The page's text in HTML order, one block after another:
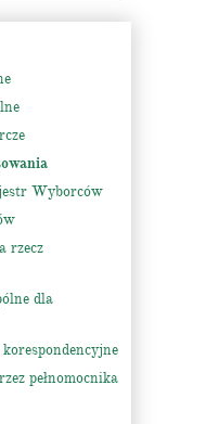
Wyborców
rzecz
dla
pełnomocnika